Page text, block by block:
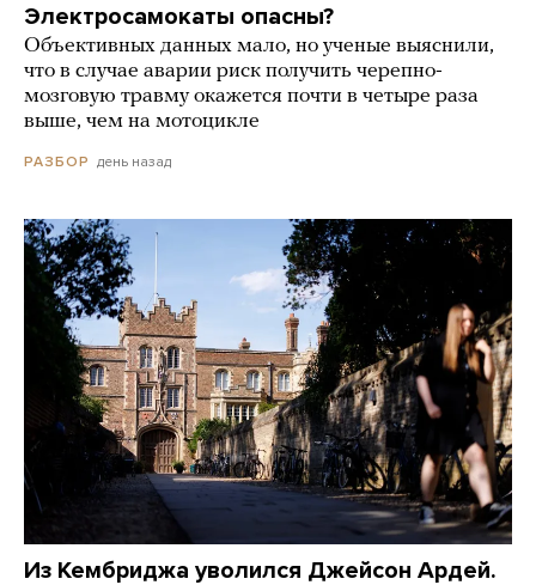
Электросамокаты опасны?
Объективных данных мало, но ученые выяснили,
что в случае аварии риск получить черепно-
мозговую травму окажется почти в четыре раза
выше, чем на мотоцикле
РАЗБОР день назад
Из Кембриджа уволился Джейсон Ардей.